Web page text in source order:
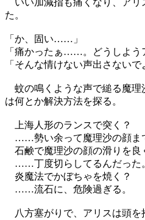
いい加減指も痛くなり、アリ
た。
「か、固い……」
「痛かったぁ……。どうしよ
「そんな情けない声出さないで
蚊の鳴くような声で縋る魔理
は何とか解決方法を探る。
上海人形のランスで突く？
……勢い余って魔理沙の顔ま
石鹸で魔理沙の顔の滑りを良
……丁度切らしてるんだった
炎魔法でかぼちゃを焼く？
……流石に、危険過ぎる。
八方塞がりで、アリスは頭を